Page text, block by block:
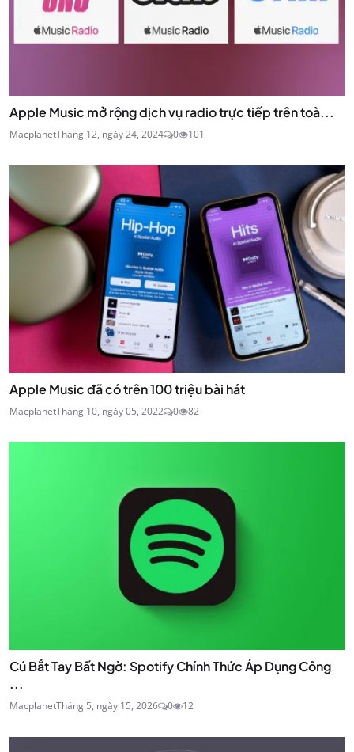
Apple Music mở rộng dịch vụ radio trực tiếp trên toà...
MacplanetTháng 12, ngày 24, 2024 0 101
Apple Music đã có trên 100 triệu bài hát
MacplanetTháng 10, ngày 05, 2022 0 82
Cú Bắt Tay Bất Ngờ: Spotify Chính Thức Áp Dụng Công
...
MacplanetTháng 5, ngày 15, 2026 0 12